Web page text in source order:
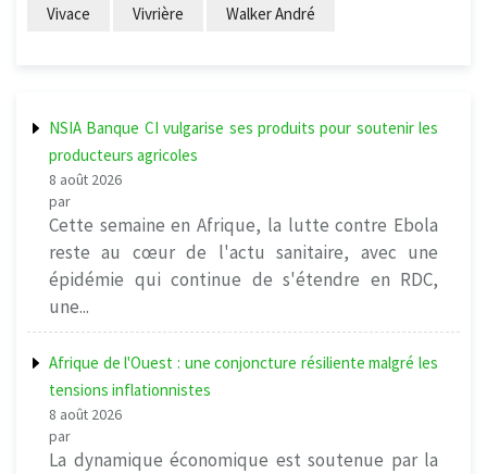
Vivace
Vivrière Walker André
NSIA Banque CI vulgarise ses produits pour soutenir les
producteurs agricoles
8 août 2026
par
Cette semaine en Afrique, la lutte contre Ebola
reste au cœur de l'actu sanitaire, avec une
épidémie qui continue de s'étendre en RDC,
une...
Afrique de l'Ouest : une conjoncture résiliente malgré les
tensions inflationnistes
8 août 2026
par
La dynamique économique est soutenue par la